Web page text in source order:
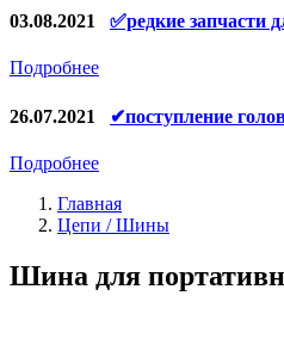
Щётки, щёточные узлы
Ремни для
03.08.2021 ✅редкие запчасти
Подробнее
26.07.2021 ✔поступление
Подробнее
Главная
Цепи / Шины
Шина для